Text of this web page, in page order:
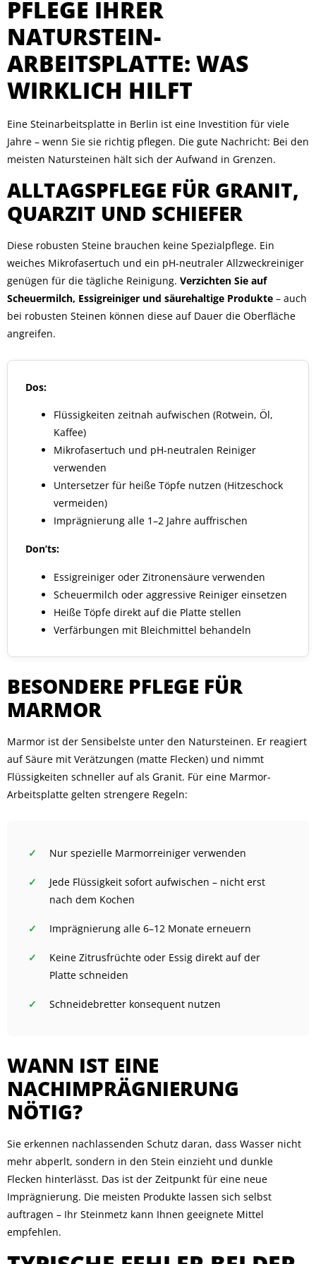
PFLEGE IHRER
NATURSTEIN-
ARBEITSPLATTE: WAS
WIRKLICH HILFT
Eine Steinarbeitsplatte in Berlin ist eine Investition für viele
Jahre – wenn Sie sie richtig pflegen. Die gute Nachricht: Bei den
meisten Natursteinen hält sich der Aufwand in Grenzen.
ALLTAGSPFLEGE FÜR GRANIT,
QUARZIT UND SCHIEFER
Diese robusten Steine brauchen keine Spezialpflege. Ein
weiches Mikrofasertuch und ein pH-neutraler Allzweckreiniger
genügen für die tägliche Reinigung. Verzichten Sie auf
Scheuermilch, Essigreiniger und säurehaltige Produkte – auch
bei robusten Steinen können diese auf Dauer die Oberfläche
angreifen.
Dos:
Flüssigkeiten zeitnah aufwischen (Rotwein, Öl,
Kaffee)
Mikrofasertuch und pH-neutralen Reiniger
verwenden
Untersetzer für heiße Töpfe nutzen (Hitzeschock
vermeiden)
Imprägnierung alle 1–2 Jahre auffrischen
Don’ts:
Essigreiniger oder Zitronensäure verwenden
Scheuermilch oder aggressive Reiniger einsetzen
Heiße Töpfe direkt auf die Platte stellen
Verfärbungen mit Bleichmittel behandeln
BESONDERE PFLEGE FÜR
MARMOR
Marmor ist der Sensibelste unter den Natursteinen. Er reagiert
auf Säure mit Verätzungen (matte Flecken) und nimmt
Flüssigkeiten schneller auf als Granit. Für eine Marmor-
Arbeitsplatte gelten strengere Regeln:
Nur spezielle Marmorreiniger verwenden
Jede Flüssigkeit sofort aufwischen – nicht erst
nach dem Kochen
Imprägnierung alle 6–12 Monate erneuern
Keine Zitrusfrüchte oder Essig direkt auf der
Platte schneiden
Schneidebretter konsequent nutzen
WANN IST EINE
NACHIMPRÄGNIERUNG
NÖTIG?
Sie erkennen nachlassenden Schutz daran, dass Wasser nicht
mehr abperlt, sondern in den Stein einzieht und dunkle
Flecken hinterlässt. Das ist der Zeitpunkt für eine neue
Imprägnierung. Die meisten Produkte lassen sich selbst
auftragen – Ihr Steinmetz kann Ihnen geeignete Mittel
empfehlen.